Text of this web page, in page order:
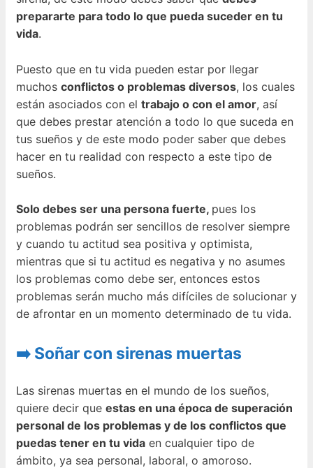
prepararte para todo lo que pueda suceder en tu
vida.
Puesto que en tu vida pueden estar por llegar
muchos conflictos o problemas diversos, los cuales
están asociados con el trabajo o con el amor, así
que debes prestar atención a todo lo que suceda en
tus sueños y de este modo poder saber que debes
hacer en tu realidad con respecto a este tipo de
sueños.
Solo debes ser una persona fuerte, pues los
problemas podrán ser sencillos de resolver siempre
y cuando tu actitud sea positiva y optimista,
mientras que si tu actitud es negativa y no asumes
los problemas como debe ser, entonces estos
problemas serán mucho más difíciles de solucionar y
de afrontar en un momento determinado de tu vida.
➡️ Soñar con sirenas muertas
Las sirenas muertas en el mundo de los sueños,
quiere decir que estas en una época de superación
personal de los problemas y de los conflictos que
puedas tener en tu vida en cualquier tipo de
ámbito, ya sea personal, laboral, o amoroso.